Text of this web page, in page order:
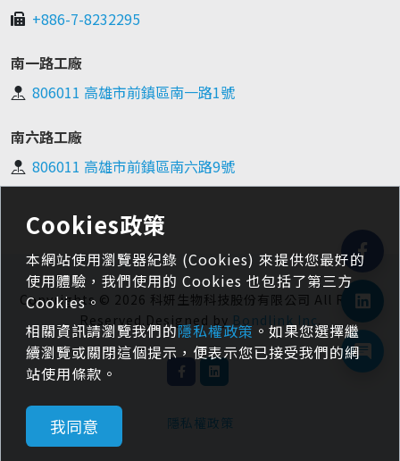
+886-7-8232295
南一路工廠
806011 高雄市前鎮區南一路1號
南六路工廠
806011 高雄市前鎮區南六路9號
Copyrights © 2026 科妍生物科技股份有限公司 All Rights
Reserved.Designed by Bondlink Inc.
隱私權政策
Cookies政策
本網站使用瀏覽器紀錄 (Cookies) 來提供您最好的
使用體驗，我們使用的 Cookies 也包括了第三方
Cookies。
相關資訊請瀏覽我們的隱私權政策。如果您選擇繼
續瀏覽或關閉這個提示，便表示您已接受我們的網
站使用條款。
我同意